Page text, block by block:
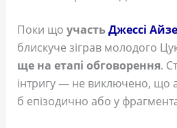
Поки що участьДжессі
блискуче зіграв молодого
ще на етапі обговорення.
інтригу — не виключено, що
б епізодично або у